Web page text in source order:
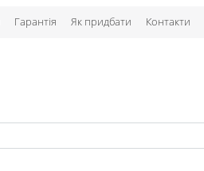
Гарантія Як придбати Контакти